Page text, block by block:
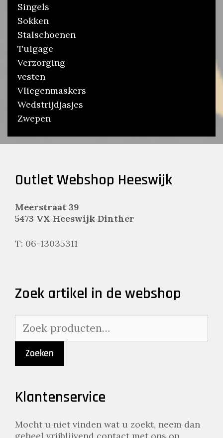
Singels
Sokken
Stalschoenen
Tuigage
Verzorging
vesten
Vliegenmaskers
Wedstrijdjasjes
Zwepen
Outlet Webshop Heeswijk
Meerstraat 39
5473 VX Heeswijk Dinther
T: 06-13035311
Zoek artikel in de webshop
naar:
Zoeken
Klantenservice
Mocht u niet vinden wat u zoekt, neem dan
geheel vrijblijvend contact met ons op.